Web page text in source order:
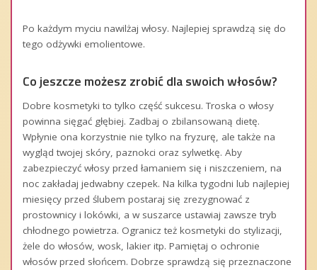
Po każdym myciu nawilżaj włosy. Najlepiej sprawdzą się do
tego odżywki emolientowe.
Co jeszcze możesz zrobić dla swoich włosów?
Dobre kosmetyki to tylko część sukcesu. Troska o włosy
powinna sięgać głębiej. Zadbaj o zbilansowaną dietę.
Wpłynie ona korzystnie nie tylko na fryzurę, ale także na
wygląd twojej skóry, paznokci oraz sylwetkę. Aby
zabezpieczyć włosy przed łamaniem się i niszczeniem, na
noc zakładaj jedwabny czepek. Na kilka tygodni lub najlepiej
miesięcy przed ślubem postaraj się zrezygnować z
prostownicy i lokówki, a w suszarce ustawiaj zawsze tryb
chłodnego powietrza. Ogranicz też kosmetyki do stylizacji,
żele do włosów, wosk, lakier itp. Pamiętaj o ochronie
włosów przed słońcem. Dobrze sprawdzą się przeznaczone